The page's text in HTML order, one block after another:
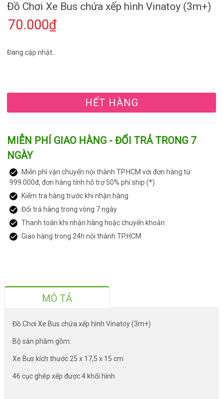
Đồ Chơi Xe Bus chứa xếp hình Vinatoy (3m+)
70.000₫
Đang cập nhật...
HẾT HÀNG
MIỄN PHÍ GIAO HÀNG - ĐỔI TRẢ TRONG 7
NGÀY
Miễn phí vận chuyển nội thành TP.HCM với đơn hàng từ
999.000đ, đơn hàng tỉnh hỗ trợ 50% phí ship (*)
Kiểm tra hàng trước khi nhận hàng
Đổi trả hàng trong vòng 7 ngày
Thanh toán khi nhận hàng hoặc chuyển khoản
Giao hàng trong 24h nội thành TP.HCM
MÔ TẢ
Đồ Chơi Xe Bus chứa xếp hình Vinatoy (3m+)
Bộ sản phầm gồm:
Xe Bus kích thước 25 x 17,5 x 15 cm
46 cục ghép xếp được 4 khối hình